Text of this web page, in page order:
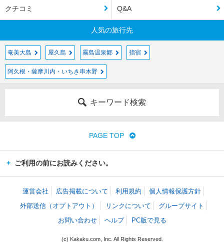
クチコミ Q&A
人気の旅行先
奄美大島 屋久島 霧島温泉郷 指宿
阿久根・薩摩川内・いちき串木野
キーワード検索
PAGE TOP
ご利用の前にお読みください。
運営会社 広告掲載について 利用規約
個人情報保護方針
外部送信（オプトアウト）
リンクについて
グループサイト
お問い合わせ
ヘルプ PC版で見る
(c) Kakaku.com, Inc. All Rights Reserved.